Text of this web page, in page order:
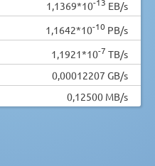
1,1369*10
EB/s
1,1642*10-10 PB/s
1,1921*10-7 TB/s
0,00012207 GB/s
0,12500 MB/s